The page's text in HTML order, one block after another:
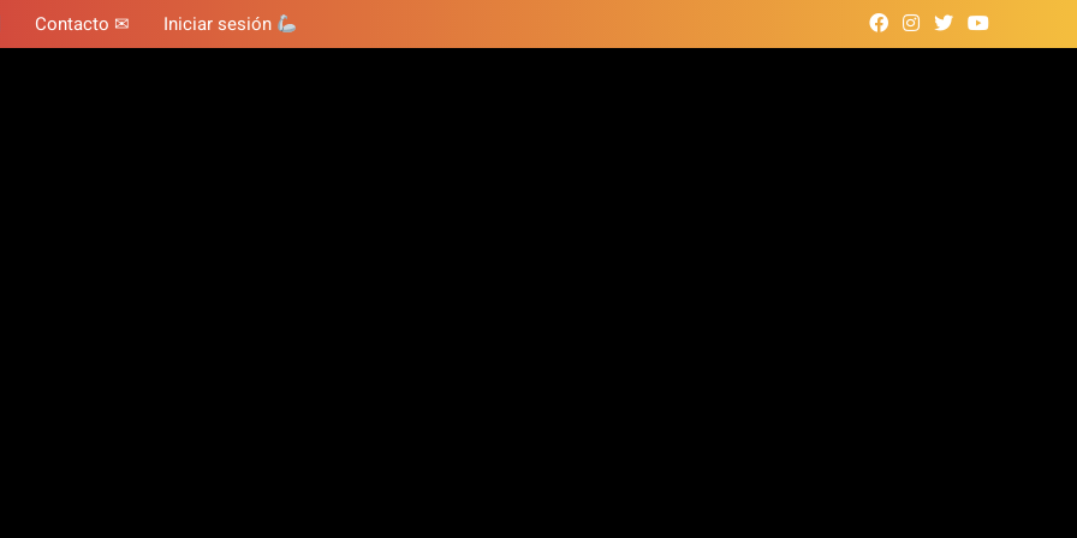
Contacto ✉ Iniciar sesión